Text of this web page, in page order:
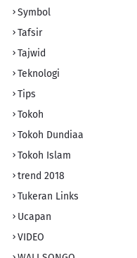
Symbol
Tafsir
Tajwid
Teknologi
Tips
Tokoh
Tokoh Dundiaa
Tokoh Islam
trend 2018
Tukeran Links
Ucapan
VIDEO